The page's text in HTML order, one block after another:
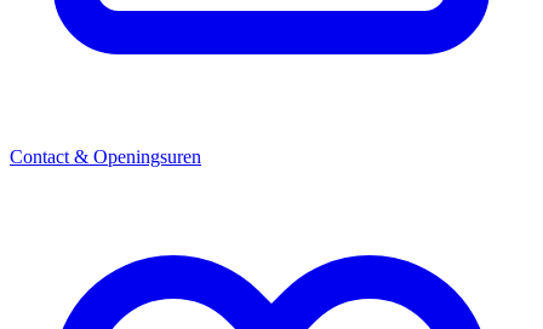
Contact & Openingsuren